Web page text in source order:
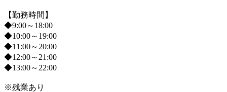
【勤務時間】
◆9:00～18:00
◆10:00～19:00
◆11:00～20:00
◆12:00～21:00
◆13:00～22:00
※残業あり